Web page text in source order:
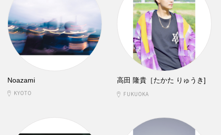
Noazami
KYOTO
高田 隆貴［たかた りゅうき]
FUKUOKA